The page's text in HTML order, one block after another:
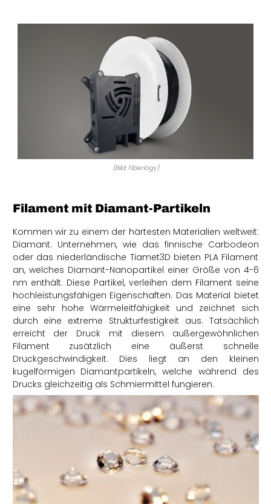
(Bild: Fiberlogy)
Filament mit Diamant-Partikeln
Kommen wir zu einem der härtesten Materialien weltweit:
Diamant. Unternehmen, wie das finnische Carbodeon
oder das niederländische Tiamet3D bieten PLA Filament
an, welches Diamant-Nanopartikel einer Größe von 4-6
nm enthält. Diese Partikel, verleihen dem Filament seine
hochleistungsfähigen Eigenschaften. Das Material bietet
eine sehr hohe Wärmeleitfähigkeit und zeichnet sich
durch eine extreme Strukturfestigkeit aus. Tatsächlich
erreicht der Druck mit diesem außergewöhnlichen
Filament zusätzlich eine äußerst schnelle
Druckgeschwindigkeit. Dies liegt an den kleinen
kugelförmigen Diamantpartikeln, welche während des
Drucks gleichzeitig als Schmiermittel fungieren.